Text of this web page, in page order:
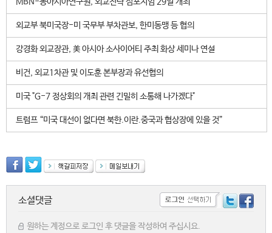
외교부 북미국장-미 국무부 부차관보, 한미동맹 등 협의
강경화 외교장관, 美 아시아 소사이어티 주최 화상 세미나 연설
비건, 외교1차관 및 이도훈 본부장과 유선협의
미국 "G-7 정상회의 개최 관련 긴밀히 소통해 나가겠다"
트럼프 “미국 대선이 없다면 북한.이란.중국과 협상장에 있을 것”
소셜댓글
원하는 계정으로 로그인 후 댓글을 작성하여 주십시요.